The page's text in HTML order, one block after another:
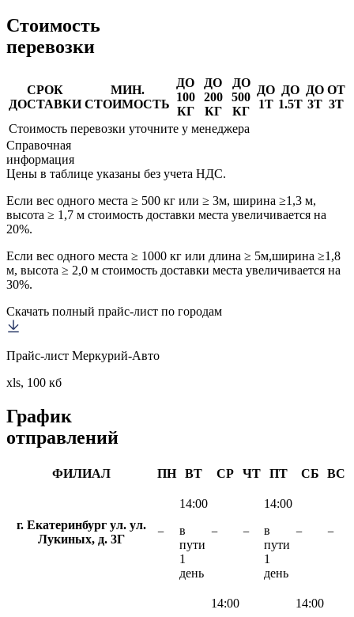
Стоимость
перевозки
СРОК
ДОСТАВКИ
МИН.
СТОИМОСТЬ
ДО
100
КГ
ДО
200
КГ
ДО
500
КГ
ДО
1Т
ДО
1.5Т
ДО
3Т
ОТ
3Т
Стоимость перевозки уточните у менеджера
Справочная
информация
Цены в таблице указаны без учета НДС.
Если вес одного места ≥ 500 кг или ≥ 3м, ширина ≥1,3 м,
высота ≥ 1,7 м стоимость доставки места увеличивается на
20%.
Если вес одного места ≥ 1000 кг или длина ≥ 5м,ширина ≥1,8
м, высота ≥ 2,0 м стоимость доставки места увеличивается на
30%.
Скачать полный прайс-лист по городам
Прайс-лист Меркурий-Авто
xls, 100 кб
График
отправлений
ФИЛИАЛ ПН ВТ СР ЧТ ПТ СБ ВС
г. Екатеринбург ул. ул.
Лукиных, д. 3Г
−
14:00
в
пути
1
день
− −
14:00
в
пути
1
день
− −
14:00
14:00